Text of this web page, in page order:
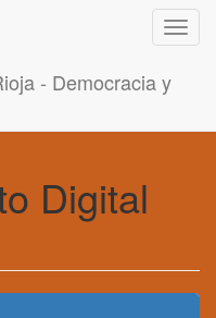
- Democracia y
Digital